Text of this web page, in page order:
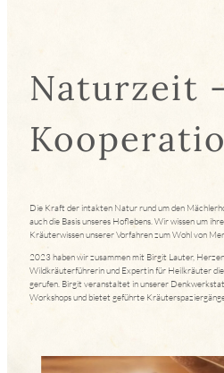
Naturzeit
Die Kraft der intakten Natur rund um den
auch die Basis unseres Hoflebens. Wir wissen um
Kräuterwissen unserer Vorfahren zum Wohl von
2023 haben wir zusammen mit Birgit Lauter,
Wildkräuterführerin und Expertin für Heilkräuter die
gerufen. Birgit veranstaltet in unserer
Workshops und bietet geführte